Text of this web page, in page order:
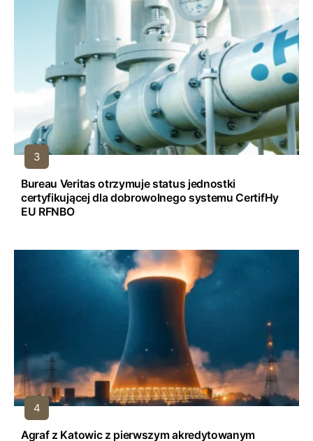
Bureau Veritas otrzymuje status jednostki
certyfikującej dla dobrowolnego systemu CertifHy
EU RFNBO
Agraf z Katowic z pierwszym akredytowanym